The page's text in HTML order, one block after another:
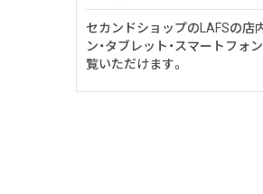
セカンドショップのLAFSの店
ン・タブレット・スマートフォ
覧いただけます。